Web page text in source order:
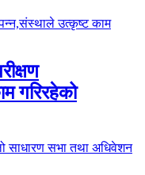
गरिरहेको